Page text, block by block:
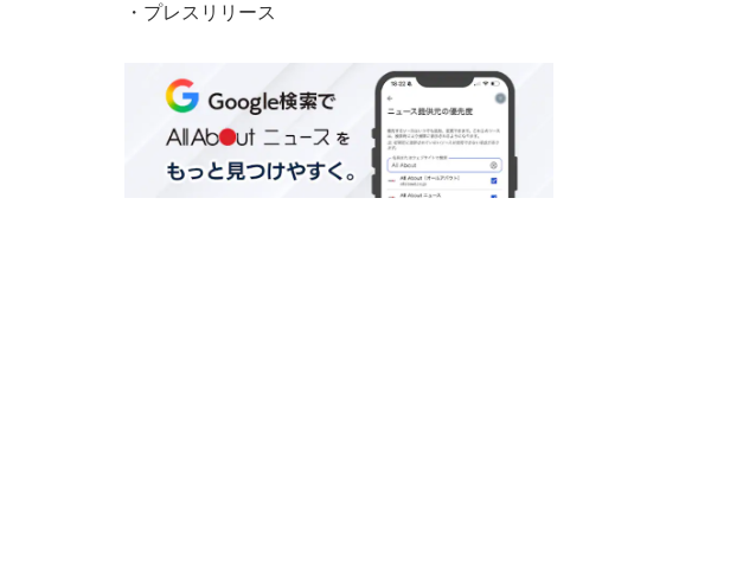
・ プレスリリース